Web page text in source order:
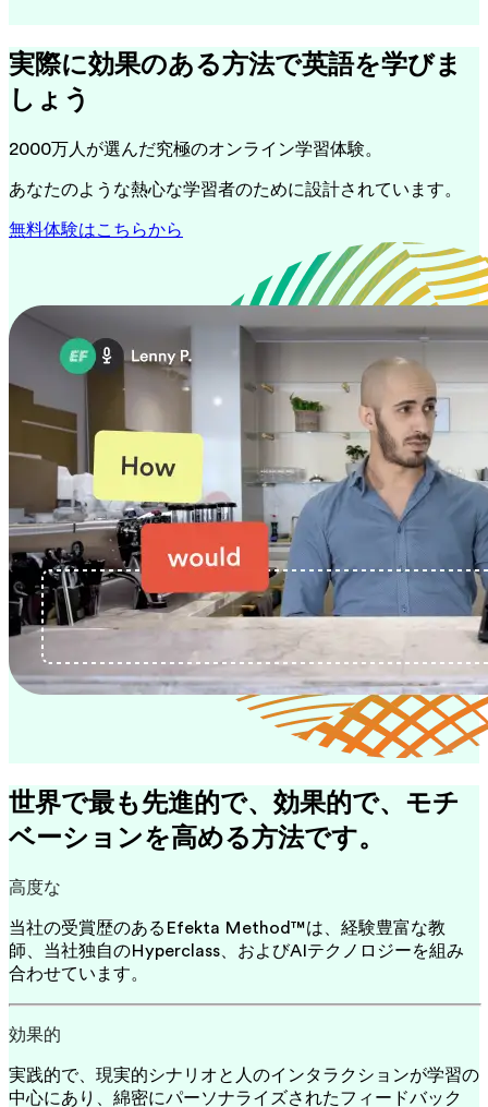
実際に効果のある方法で英語を学びま
しょう
2000万人が選んだ究極のオンライン学習体験。
あなたのような熱心な学習者のために設計されています。
無料体験はこちらから
世界で最も先進的で、効果的で、モチ
ベーションを高める方法です。
高度な
当社の受賞歴のあるEfekta Method™は、経験豊富な教
師、当社独自のHyperclass、およびAIテクノロジーを組み
合わせています。
効果的
実践的で、現実的シナリオと人のインタラクションが学習の
中心にあり、綿密にパーソナライズされたフィードバック